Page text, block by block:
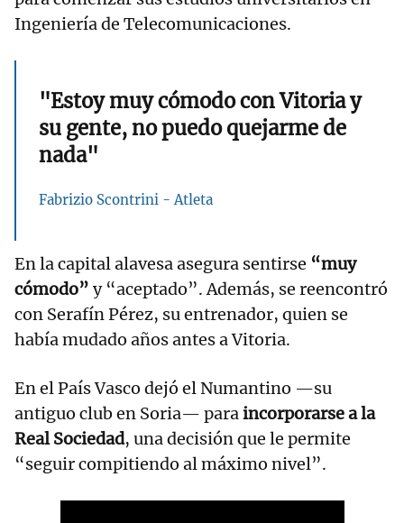
Ingeniería de Telecomunicaciones.
"Estoy muy cómodo con Vitoria y
su gente, no puedo quejarme de
nada"
Fabrizio Scontrini - Atleta
En la capital alavesa asegura sentirse “muy
cómodo” y “aceptado”. Además, se reencontró
con Serafín Pérez, su entrenador, quien se
había mudado años antes a Vitoria.
En el País Vasco dejó el Numantino —su
antiguo club en Soria— paraincorporarse a la
Real Sociedad, una decisión que le permite
“seguir compitiendo al máximo nivel”.